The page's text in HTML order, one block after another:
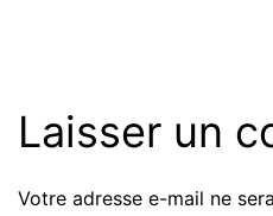
Laisser un
Votre adresse e-mail ne